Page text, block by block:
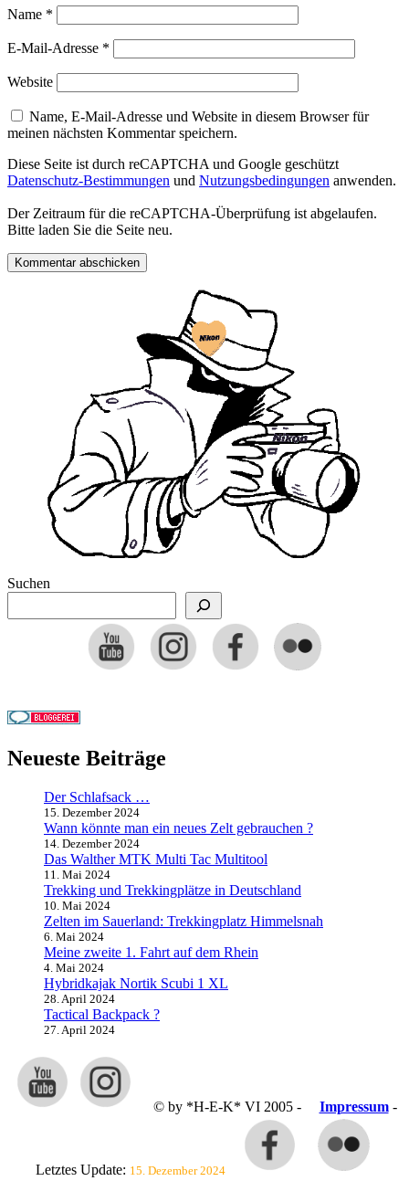
Name *
E-Mail-Adresse *
Website
Name, E-Mail-Adresse und Website in diesem Browser für
meinen nächsten Kommentar speichern.
Diese Seite ist durch reCAPTCHA und Google geschützt
Datenschutz-Bestimmungen und Nutzungsbedingungen anwenden.
Der Zeitraum für die reCAPTCHA-Überprüfung ist abgelaufen.
Bitte laden Sie die Seite neu.
Suchen
Neueste Beiträge
Der Schlafsack …
15. Dezember 2024
Wann könnte man ein neues Zelt gebrauchen ?
14. Dezember 2024
Das Walther MTK Multi Tac Multitool
11. Mai 2024
Trekking und Trekkingplätze in Deutschland
10. Mai 2024
Zelten im Sauerland: Trekkingplatz Himmelsnah
6. Mai 2024
Meine zweite 1. Fahrt auf dem Rhein
4. Mai 2024
Hybridkajak Nortik Scubi 1 XL
28. April 2024
Tactical Backpack ?
27. April 2024
© by *H-E-K* VI 2005 - Impressum-
Letztes Update: 15. Dezember 2024